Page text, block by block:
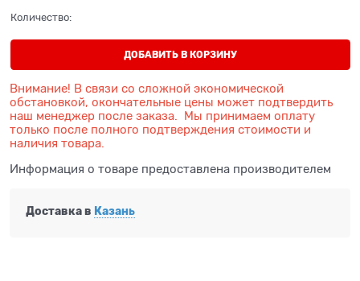
Количество:
ДОБАВИТЬ В КОРЗИНУ
Внимание! В связи со сложной экономической
обстановкой, окончательные цены может подтвердить
наш менеджер после заказа. Мы принимаем оплату
только после полного подтверждения стоимости и
наличия товара.
Информация о товаре предоставлена производителем
Доставка в Казань